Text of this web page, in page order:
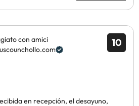
10
con amici
en recepción, el desayuno,